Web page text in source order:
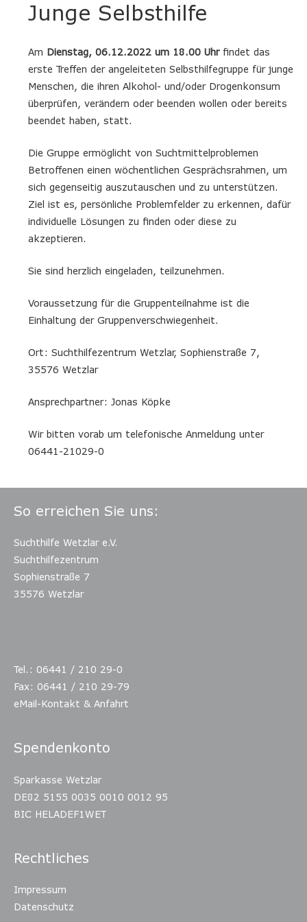
Junge Selbsthilfe
Am Dienstag, 06.12.2022 um 18.00 Uhrfindet das
erste Treffen der angeleiteten Selbsthilfegruppe für junge
Menschen, die ihren Alkohol- und/oder Drogenkonsum
überprüfen, verändern oder beenden wollen oder bereits
beendet haben, statt.
Die Gruppe ermöglicht von Suchtmittelproblemen
Betroffenen einen wöchentlichen Gesprächsrahmen, um
sich gegenseitig auszutauschen und zu unterstützen.
Ziel ist es, persönliche Problemfelder zu erkennen, dafür
individuelle Lösungen zu finden oder diese zu
akzeptieren.
Sie sind herzlich eingeladen, teilzunehmen.
Voraussetzung für die Gruppenteilnahme ist die
Einhaltung der Gruppenverschwiegenheit.
Ort: Suchthilfezentrum Wetzlar, Sophienstraße 7,
35576 Wetzlar
Ansprechpartner: Jonas Köpke
Wir bitten vorab um telefonische Anmeldung unter
06441-21029-0
So erreichen Sie uns:
Suchthilfe Wetzlar e.V.
Suchthilfezentrum
Sophienstraße 7
35576 Wetzlar
Tel.: 06441 / 210 29-0
Fax: 06441 / 210 29-79
eMail-Kontakt & Anfahrt
Spendenkonto
Sparkasse Wetzlar
DE82 5155 0035 0010 0012 95
BIC HELADEF1WET
Rechtliches
Impressum
Datenschutz